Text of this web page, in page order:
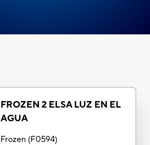
FROZEN 2 ELSA LUZ EN EL
AGUA
Frozen (F0594)